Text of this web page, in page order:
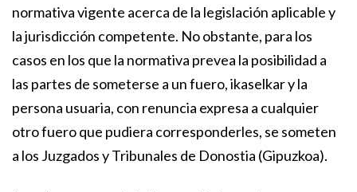
normativa vigente acerca de la legislación aplicable y
la jurisdicción competente. No obstante, para los
casos en los que la normativa prevea la posibilidad a
las partes de someterse a un fuero, ikaselkar y la
persona usuaria, con renuncia expresa a cualquier
otro fuero que pudiera corresponderles, se someten
a los Juzgados y Tribunales de Donostia (Gipuzkoa).